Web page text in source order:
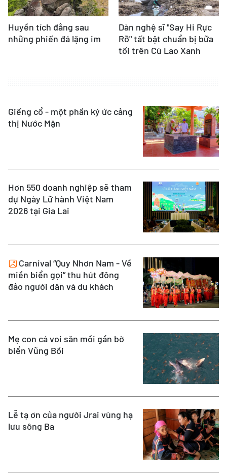
Huyền tích đằng sau
những phiến đá lặng im
Dàn nghệ sĩ "Say Hi Rực
Rỡ" tất bật chuẩn bị bữa
tối trên Cù Lao Xanh
Giếng cổ - một phần ký ức cảng
thị Nước Mặn
Hơn 550 doanh nghiệp sẽ tham
dự Ngày Lữ hành Việt Nam
2026 tại Gia Lai
Carnival “Quy Nhơn Nam - Về
miền biển gọi” thu hút đông
đảo người dân và du khách
Mẹ con cá voi săn mồi gần bờ
biển Vũng Bồi
Lễ tạ ơn của người Jrai vùng hạ
lưu sông Ba